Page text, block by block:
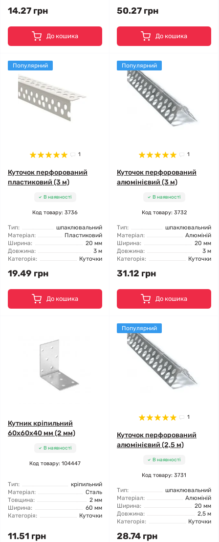
14.27 грн
До кошика
50.27 грн
До кошика
Популярний
1
Куточок перфорований
пластиковий (3 м)
В наявності
Код товару: 3736
Тип:
шпаклювальний
Матеріал:
Пластиковий
Ширина:
20 мм
Довжина:
3 м
Категорія:
Куточки
19.49 грн
До кошика
Популярний
1
Куточок перфорований
алюмінієвий (3 м)
В наявності
Код товару: 3732
Тип:
шпаклювальний
Матеріал:
Алюміній
Ширина:
20 мм
Довжина:
3 м
Категорія:
Куточки
31.12 грн
До кошика
Кутник кріпильний
60x60x40 мм (2 мм)
В наявності
Код товару: 104447
Тип:
кріпильний
Матеріал:
Сталь
Товщина:
2 мм
Ширина:
60 мм
Категорія:
Куточки
11.51 грн
Популярний
1
Куточок перфорований
алюмінієвий (2,5 м)
В наявності
Код товару: 3731
Тип:
шпаклювальний
Матеріал:
Алюміній
Ширина:
20 мм
Довжина:
2,5 м
Категорія:
Куточки
28.74 грн